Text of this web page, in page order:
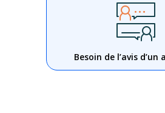
Besoin de l’avis d’un